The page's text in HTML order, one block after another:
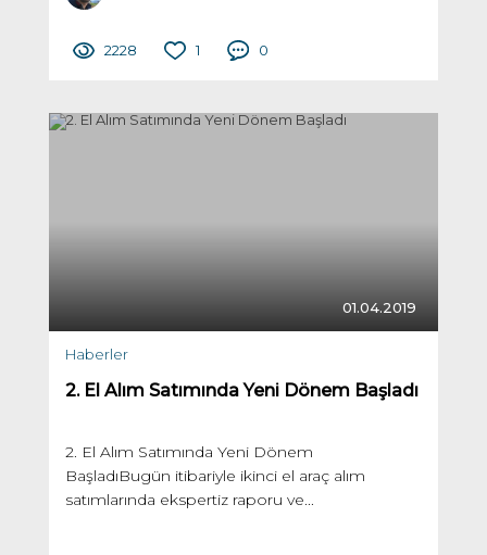
2228 1 0
01.04.2019
Haberler
2. El Alım Satımında Yeni Dönem Başladı
2. El Alım Satımında Yeni Dönem
BaşladıBugün itibariyle ikinci el araç alım
satımlarında ekspertiz raporu ve...